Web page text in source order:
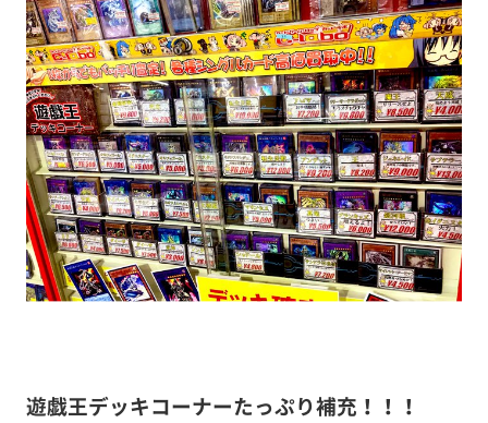
遊戯王デッキコーナーたっぷり補充！！！